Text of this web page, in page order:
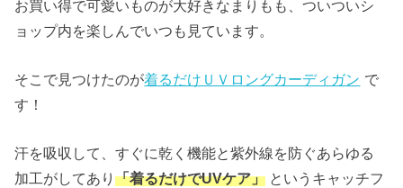
お買い得で可愛いものが大好きなまりもも、ついついシ
ョップ内を楽しんでいつも見ています。
そこで見つけたのが着るだけＵＶロングカーディガン で
す！
汗を吸収して、すぐに乾く機能と紫外線を防ぐあらゆる
加工がしてあり「着るだけでUVケア」 というキャッチフ